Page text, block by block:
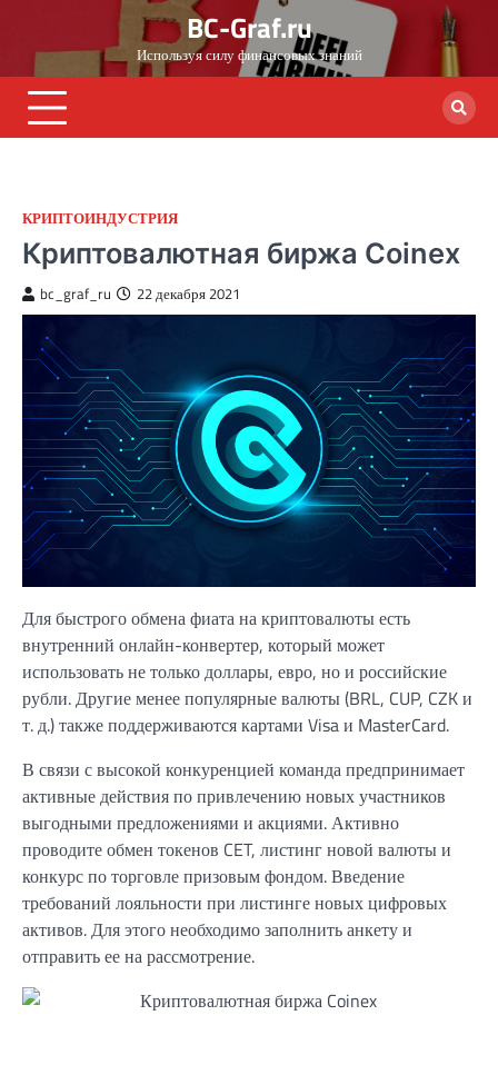
content
BC-Graf.ru
Используя силу финансовых знаний
КРИПТОИНДУСТРИЯ
Криптовалютная биржа Coinex
bc_graf_ru 22 декабря 2021
Для быстрого обмена фиата на криптовалюты есть
внутренний онлайн-конвертер, который может
использовать не только доллары, евро, но и российские
рубли. Другие менее популярные валюты (BRL, CUP, CZK и
т. д.) также поддерживаются картами Visa и MasterCard.
В связи с высокой конкуренцией команда предпринимает
активные действия по привлечению новых участников
выгодными предложениями и акциями. Активно
проводите обмен токенов CET, листинг новой валюты и
конкурс по торговле призовым фондом. Введение
требований лояльности при листинге новых цифровых
активов. Для этого необходимо заполнить анкету и
отправить ее на рассмотрение.